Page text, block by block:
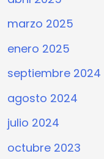
marzo 2025
enero 2025
septiembre 2024
agosto 2024
julio 2024
octubre 2023